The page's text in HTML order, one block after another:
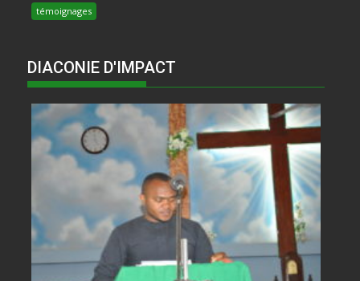
témoignages
DIACONIE D'IMPACT